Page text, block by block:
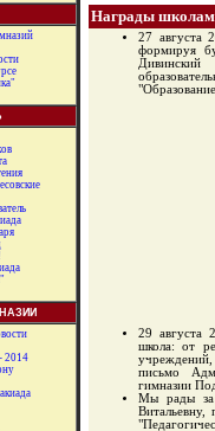
2014
Награды
27 августа
формируя
29 августа
школа: от
учреждений,
письмо
гимназии
Мы рады за